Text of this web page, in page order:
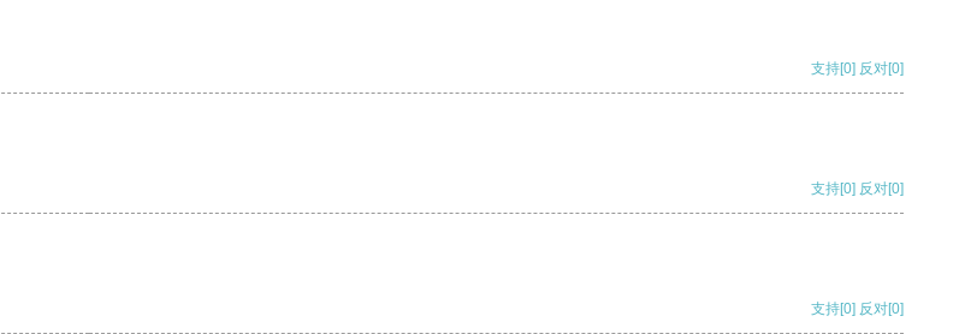
支持[0] 反对[0]
支持[0] 反对[0]
支持[0] 反对[0]